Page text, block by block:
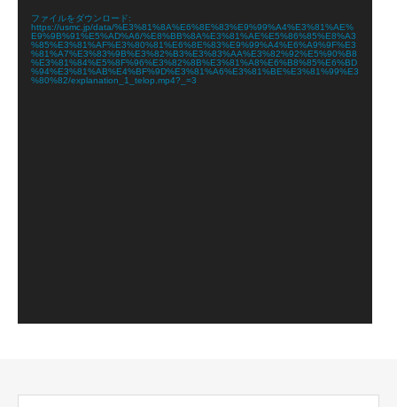
ファイルをダウンロード:
https://usmc.jp/data/%E3%81%8A%E6%8E%83%E9%99%A4%E3%81%AE%
E9%9B%91%E5%AD%A6/%E8%BB%8A%E3%81%AE%E5%86%85%E8%A3
%85%E3%81%AF%E3%80%81%E6%8E%83%E9%99%A4%E6%A9%9F%E3
%81%A7%E3%83%9B%E3%82%B3%E3%83%AA%E3%82%92%E5%90%B8
%E3%81%84%E5%8F%96%E3%82%8B%E3%81%A8%E6%B8%85%E6%BD
%94%E3%81%AB%E4%BF%9D%E3%81%A6%E3%81%BE%E3%81%99%E3
%80%82/explanation_1_telop.mp4?_=3